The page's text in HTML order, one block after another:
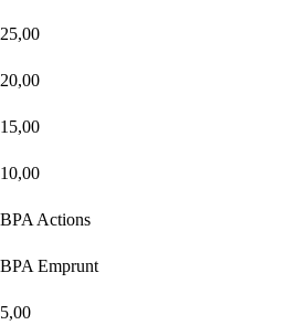
25,00
20,00
15,00
10,00
BPA Actions
BPA Emprunt
5,00